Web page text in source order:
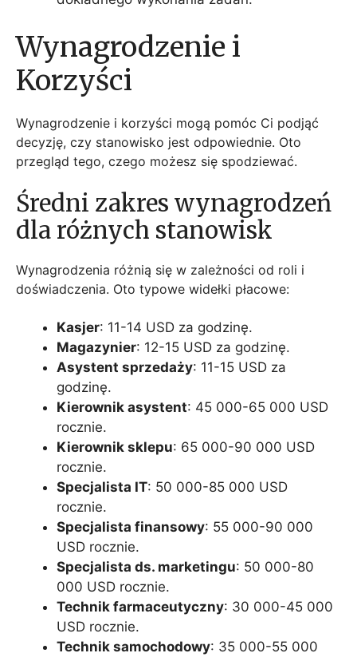
Wynagrodzenie i
Korzyści
Wynagrodzenie i korzyści mogą pomóc Ci podjąć
decyzję, czy stanowisko jest odpowiednie. Oto
przegląd tego, czego możesz się spodziewać.
Średni zakres wynagrodzeń
dla różnych stanowisk
Wynagrodzenia różnią się w zależności od roli i
doświadczenia. Oto typowe widełki płacowe:
Kasjer: 11-14 USD za godzinę.
Magazynier: 12-15 USD za godzinę.
Asystent sprzedaży: 11-15 USD za
godzinę.
Kierownik asystent: 45 000-65 000 USD
rocznie.
Kierownik sklepu: 65 000-90 000 USD
rocznie.
Specjalista IT: 50 000-85 000 USD
rocznie.
Specjalista finansowy: 55 000-90 000
USD rocznie.
Specjalista ds. marketingu: 50 000-80
000 USD rocznie.
Technik farmaceutyczny: 30 000-45 000
USD rocznie.
Technik samochodowy: 35 000-55 000